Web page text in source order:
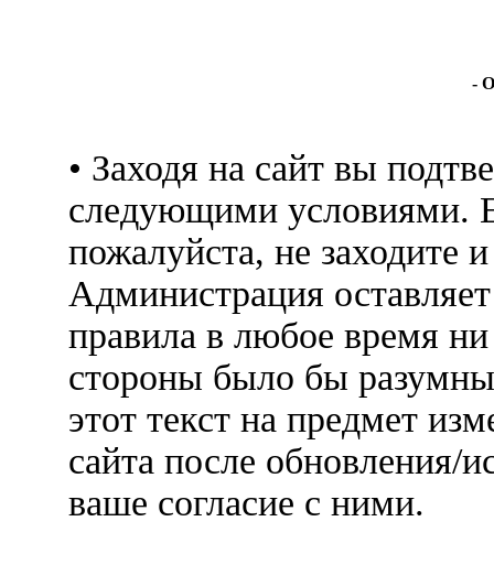
-
• Заходя на сайт вы
следующими условиями.
пожалуйста, не заходите
Администрация
правила в любое время
стороны было бы
этот текст на предмет
сайта после обновления/
ваше согласие с ними.